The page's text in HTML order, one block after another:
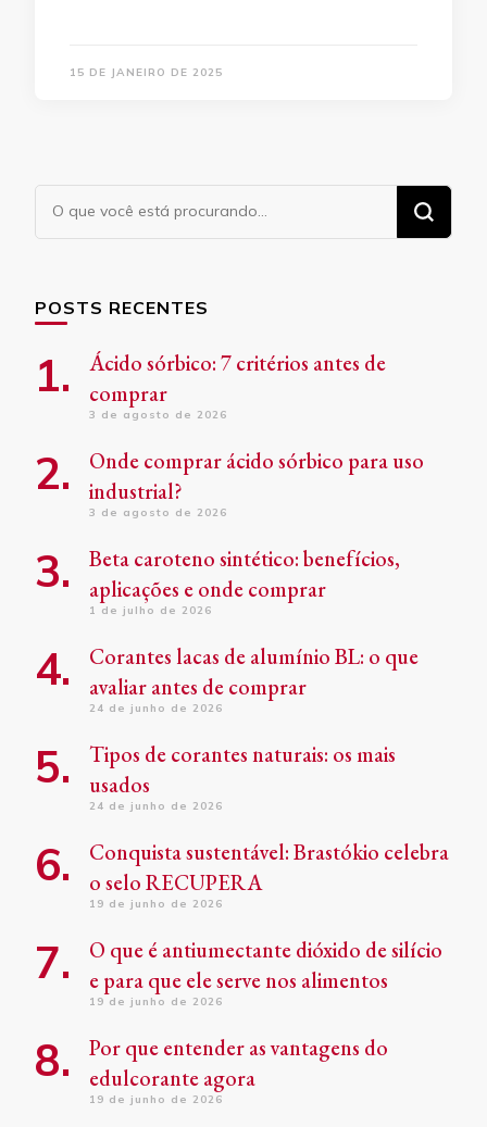
15 DE JANEIRO DE 2025
Procurando
algo?
POSTS RECENTES
Ácido sórbico: 7 critérios antes de
comprar
3 de agosto de 2026
Onde comprar ácido sórbico para uso
industrial?
3 de agosto de 2026
Beta caroteno sintético: benefícios,
aplicações e onde comprar
1 de julho de 2026
Corantes lacas de alumínio BL: o que
avaliar antes de comprar
24 de junho de 2026
Tipos de corantes naturais: os mais
usados
24 de junho de 2026
Conquista sustentável: Brastókio celebra
o selo RECUPERA
19 de junho de 2026
O que é antiumectante dióxido de silício
e para que ele serve nos alimentos
19 de junho de 2026
Por que entender as vantagens do
edulcorante agora
19 de junho de 2026